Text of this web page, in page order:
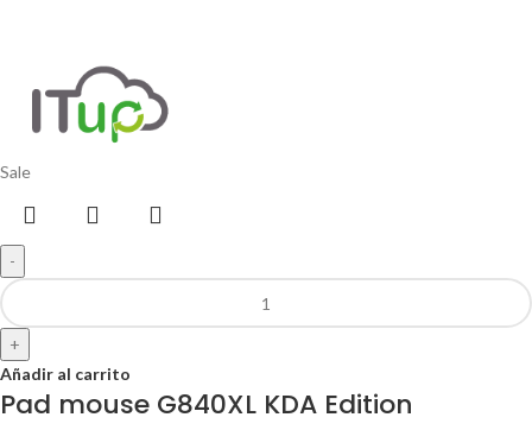
Sale
-
+
Añadir al carrito
Pad mouse G840XL KDA Edition